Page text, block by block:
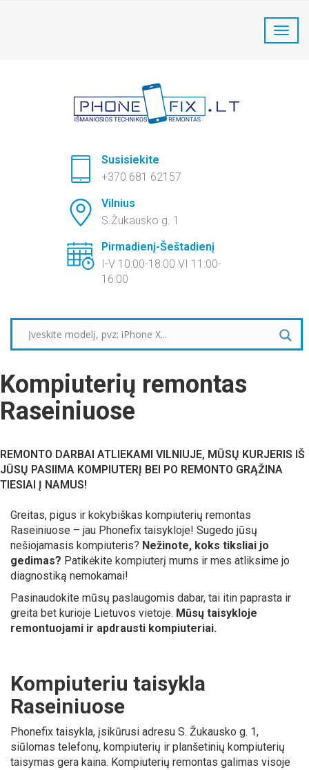
+370 681 62157
Susisiekite
+370 681 62157
Vilnius
S.Žukausko g. 1
Pirmadienį-Šeštadienį
I-V 10:00-18:00 VI 11:00-
16:00
Kompiuterių remontas
Raseiniuose
REMONTO DARBAI ATLIEKAMI VILNIUJE, MŪSŲ KURJERIS IŠ
JŪSŲ PASIIMA KOMPIUTERĮ BEI PO REMONTO GRĄŽINA
TIESIAI Į NAMUS!
Greitas, pigus ir kokybiškas kompiuterių remontas
Raseiniuose – jau Phonefix taisykloje! Sugedo jūsų
nešiojamasis kompiuteris? Nežinote, koks tiksliai jo
gedimas? Patikėkite kompiuterį mums ir mes atliksime jo
diagnostiką nemokamai!
Pasinaudokite mūsų paslaugomis dabar, tai itin paprasta ir
greita bet kurioje Lietuvos vietoje. Mūsų taisykloje
remontuojami ir apdrausti kompiuteriai.
Kompiuteriu taisykla
Raseiniuose
Phonefix taisykla, įsikūrusi adresu S. Žukausko g. 1,
siūlomas telefonų, kompiuterių ir planšetinių kompiuterių
taisymas gera kaina. Kompiuterių remontas galimas visoje